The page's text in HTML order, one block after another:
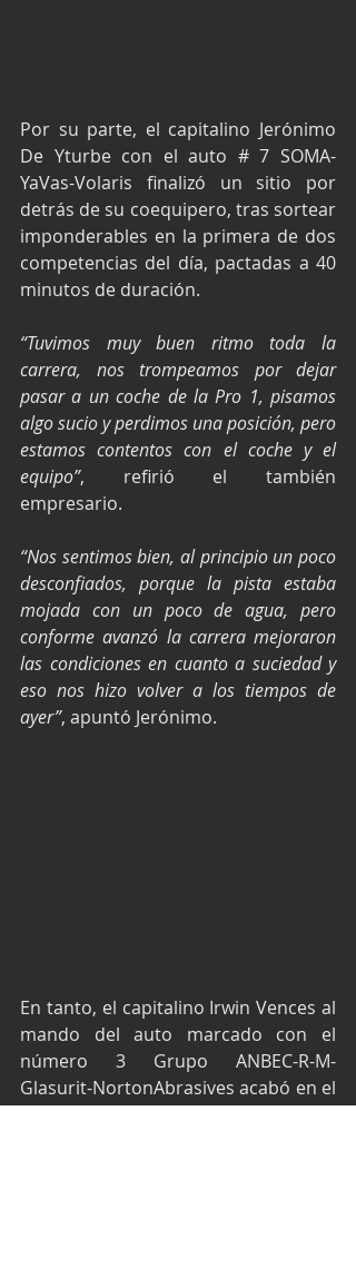
Por su parte, el capitalino Jerónimo
De Yturbe con el auto # 7 SOMA-
YaVas-Volaris finalizó un sitio por
detrás de su coequipero, tras sortear
imponderables en la primera de dos
competencias del día, pactadas a 40
minutos de duración.
“Tuvimos muy buen ritmo toda la
carrera, nos trompeamos por dejar
pasar a un coche de la Pro 1, pisamos
algo sucio y perdimos una posición, pero
estamos contentos con el coche y el
equipo”, refirió el también
empresario.
“Nos sentimos bien, al principio un poco
desconfiados, porque la pista estaba
mojada con un poco de agua, pero
conforme avanzó la carrera mejoraron
las condiciones en cuanto a suciedad y
eso nos hizo volver a los tiempos de
ayer”, apuntó Jerónimo.
En tanto, el capitalino Irwin Vences al
mando del auto marcado con el
número 3 Grupo ANBEC-R-M-
Glasurit-NortonAbrasives acabó en el